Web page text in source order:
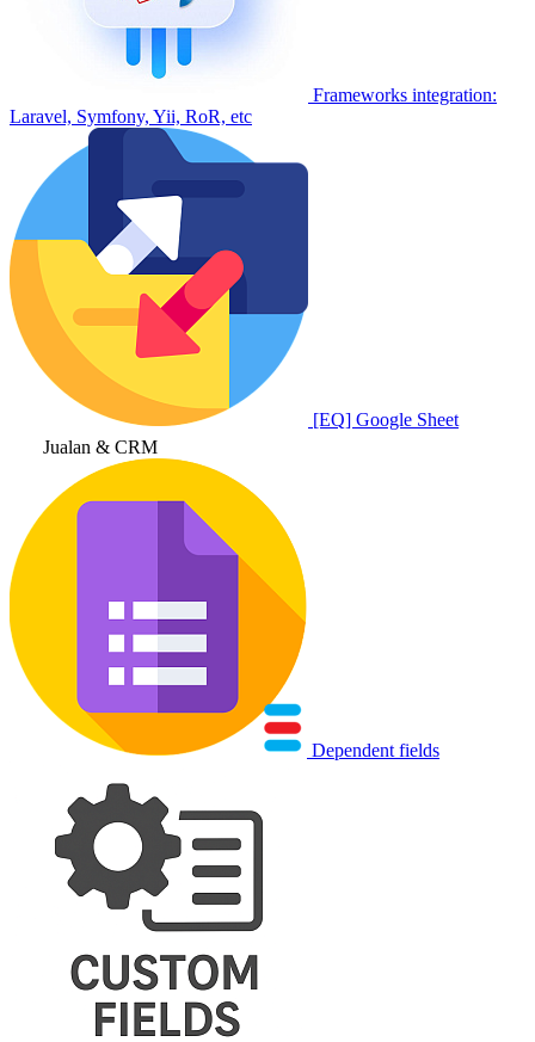
Frameworks integration:
Laravel, Symfony, Yii, RoR, etc
[EQ] Google Sheet
Jualan & CRM
Dependent fields